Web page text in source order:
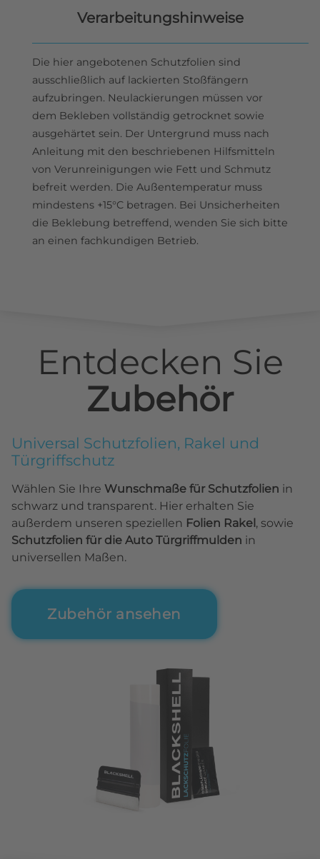
Verarbeitungshinweise
Die hier angebotenen Schutzfolien sind
ausschließlich auf lackierten Stoßfängern
aufzubringen. Neulackierungen müssen vor
dem Bekleben vollständig getrocknet sowie
ausgehärtet sein. Der Untergrund muss nach
Anleitung mit den beschriebenen Hilfsmitteln
von Verunreinigungen wie Fett und Schmutz
befreit werden. Die Außentemperatur muss
mindestens +15°C betragen. Bei Unsicherheiten
die Beklebung betreffend, wenden Sie sich bitte
an einen fachkundigen Betrieb.
Entdecken Sie
Zubehör
Universal Schutzfolien, Rakel und
Türgriffschutz
Wählen Sie Ihre Wunschmaße für Schutzfolien in
schwarz und transparent. Hier erhalten Sie
außerdem unseren speziellen Folien Rakel , sowie
Schutzfolien für die Auto Türgriffmulden in
universellen Maßen.
Zubehör ansehen